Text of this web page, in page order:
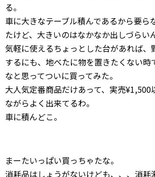
る。
車に大きなテーブル積んであるから要ら
たけど、大きいのはなかなか出しづらい
気軽に使えるちょっとした台があれば、
するにも、地べたに物を置きたくない時
なと思ってついに買ってみた。
大人気定番商品だけあって、実売¥1,500
ながらよく出来てるわ。
車に積んどこ。
まーたいっぱい買っちゃたな。
消耗品はしょうがないけども、、、消耗